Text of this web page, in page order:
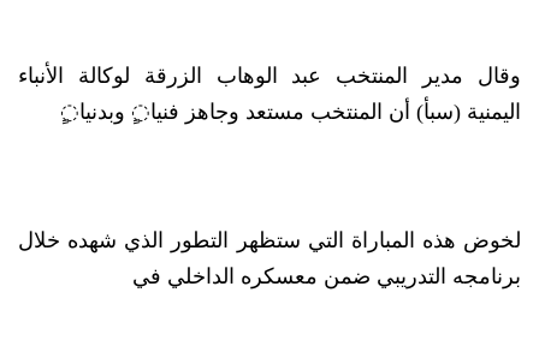
وقال مدير المنتخب عبد الوهاب الزرقة لوكالة الأنباء
اليمنية (سبأ) أن المنتخب مستعد وجاهز فنيا◌ٍ وبدنيا◌ٍ
لخوض هذه المباراة التي ستظهر التطور الذي شهده خلال
برنامجه التدريبي ضمن معسكره الداخلي في